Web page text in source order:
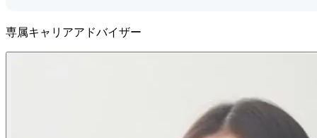
専属キャリアアドバイザー